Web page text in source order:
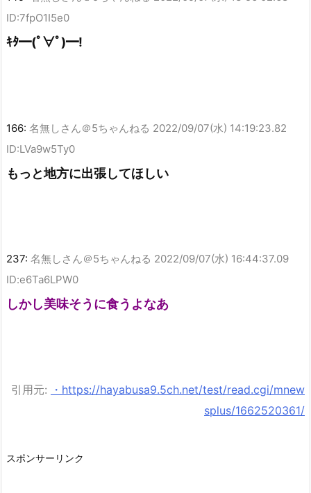
ID:7fpO1I5e0
ｷﾀ━(ﾟ∀ﾟ)━!
166: 名無しさん＠5ちゃんねる 2022/09/07(水) 14:19:23.82
ID:LVa9w5Ty0
もっと地方に出張してほしい
237: 名無しさん＠5ちゃんねる 2022/09/07(水) 16:44:37.09
ID:e6Ta6LPW0
しかし美味そうに食うよなあ
引用元:
・https://hayabusa9.5ch.net/test/read.cgi/mnew
splus/1662520361/
スポンサーリンク